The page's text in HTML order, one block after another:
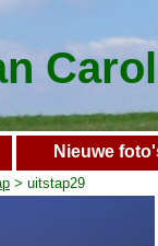
Nieuwe
> uitstap29